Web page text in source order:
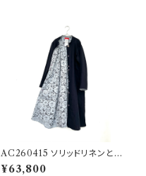
AC260415 ソリッドリネンとク
バヤレースのリバーシブルコート
¥63,800